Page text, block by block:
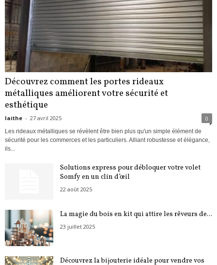
Découvrez comment les portes rideaux
métalliques améliorent votre sécurité et
esthétique
laithe - 27 avril 2025 0
Les rideaux métalliques se révèlent être bien plus qu'un simple élément de
sécurité pour les commerces et les particuliers. Alliant robustesse et élégance,
ils...
Solutions express pour débloquer votre volet
Somfy en un clin d’œil
22 août 2025
La magie du bois en kit qui attire les rêveurs de...
23 juillet 2025
Découvrez la bijouterie idéale pour vendre vos